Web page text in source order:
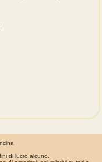
di lucro alcuno.